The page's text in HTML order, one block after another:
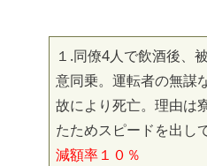
１.同僚4人で飲酒後、
意同乗。運転者の無謀
故により死亡。理由は
たためスピードを出し
減額率１０％